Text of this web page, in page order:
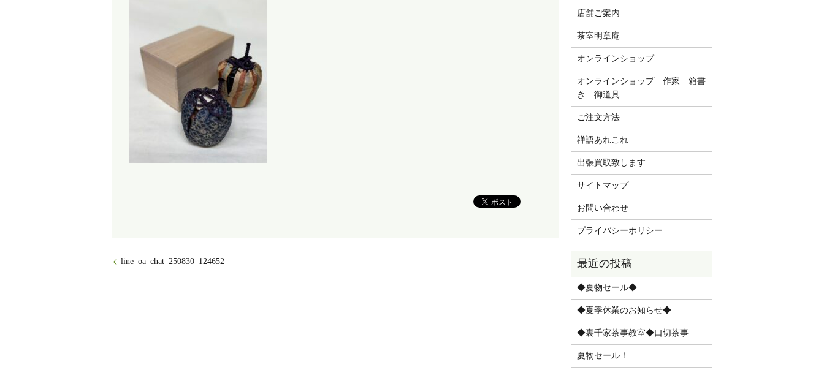
line_oa_chat_250830_124652
店舗ご案内
茶室明章庵
オンラインショップ
オンラインショップ 作家 箱書
き 御道具
ご注文方法
禅語あれこれ
出張買取致します
サイトマップ
お問い合わせ
プライバシーポリシー
◆夏物セール◆
◆夏季休業のお知らせ◆
◆裏千家茶事教室◆口切茶事
夏物セール！